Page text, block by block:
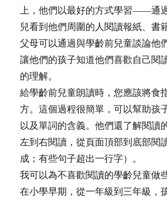
上，他們以最好的方式學習——通
兒看到他們周圍的人閱讀報紙、書
父母可以通過與學齡前兒童談論他
讓他們的孩子知道他們喜歡自己閱
的理解。
給學齡前兒童朗讀時，您應該將食
方。這個過程很簡單，可以幫助孩
以及單詞的含義。他們還了解閱讀
左到右閱讀，從頁面頂部到底部閱
成；有些句子超出一行字）。
我可以為不喜歡閱讀的學齡兒童做
在小學早期，從一年級到三年級，